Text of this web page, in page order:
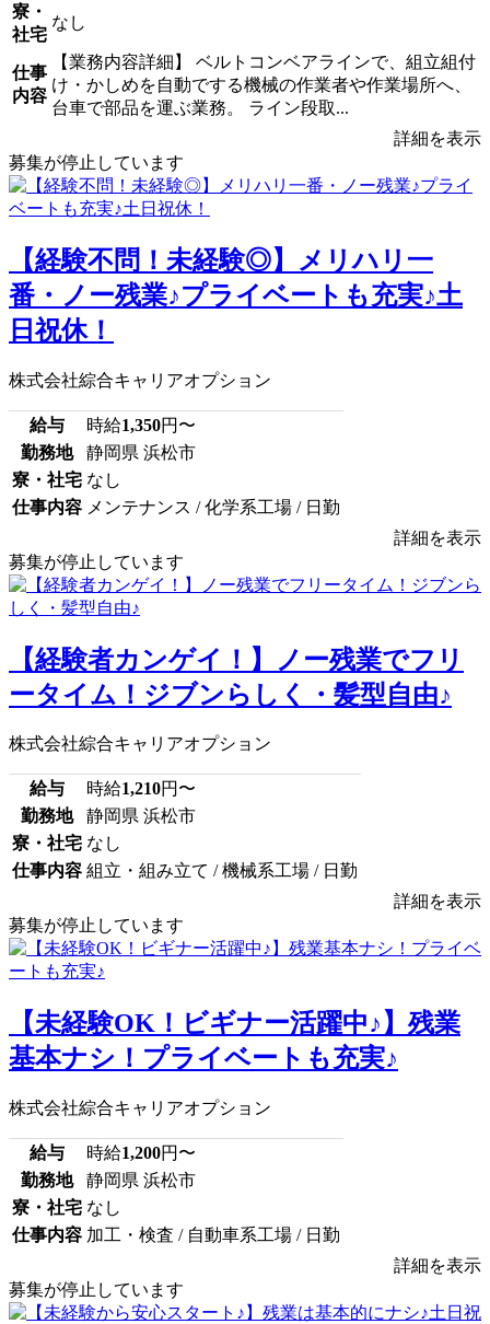
寮・
社宅
なし
仕事
内容
【業務内容詳細】 ベルトコンベアラインで、組立組付
け・かしめを自動でする機械の作業者や作業場所へ、
台車で部品を運ぶ業務。 ライン段取...
詳細を表示
募集が停止しています
【経験不問！未経験◎】メリハリ一
番・ノー残業♪プライベートも充実♪土
日祝休！
株式会社綜合キャリアオプション
給与 時給1,350円〜
勤務地
静岡県 浜松市
寮・社宅 なし
仕事内容 メンテナンス / 化学系工場 / 日勤
詳細を表示
募集が停止しています
【経験者カンゲイ！】ノー残業でフリ
ータイム！ジブンらしく・髪型自由♪
株式会社綜合キャリアオプション
給与 時給1,210円〜
勤務地
静岡県 浜松市
寮・社宅 なし
仕事内容 組立・組み立て / 機械系工場 / 日勤
詳細を表示
募集が停止しています
【未経験OK！ビギナー活躍中♪】残業
基本ナシ！プライベートも充実♪
株式会社綜合キャリアオプション
給与 時給1,200円〜
勤務地
静岡県 浜松市
寮・社宅 なし
仕事内容 加工・検査 / 自動車系工場 / 日勤
詳細を表示
募集が停止しています